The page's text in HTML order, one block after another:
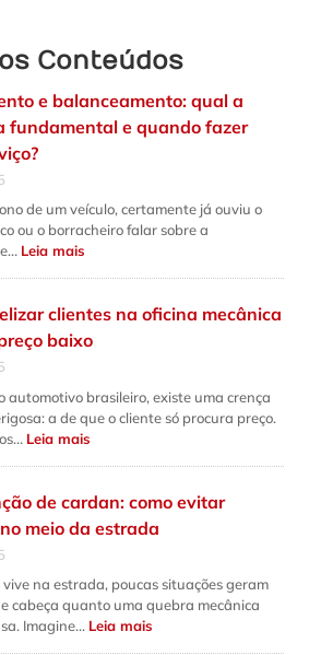
Conteúdos
e balanceamento: qual a
fundamental e quando fazer
de um veículo, certamente já ouviu o
ou o borracheiro falar sobre a
Leia mais:
Alinhamento
e
a
fundamental
fazer
cada
serviço?
clientes na oficina mecânica
baixo
automotivo brasileiro, existe uma crença
a de que o cliente só procura preço.
Leia mais:
Como
fidelizar
oficina
mecânica
além
baixo
de cardan: como evitar
meio da estrada
na estrada, poucas situações geram
cabeça quanto uma quebra mecânica
Imagine… Leia mais:
Manutenção
de